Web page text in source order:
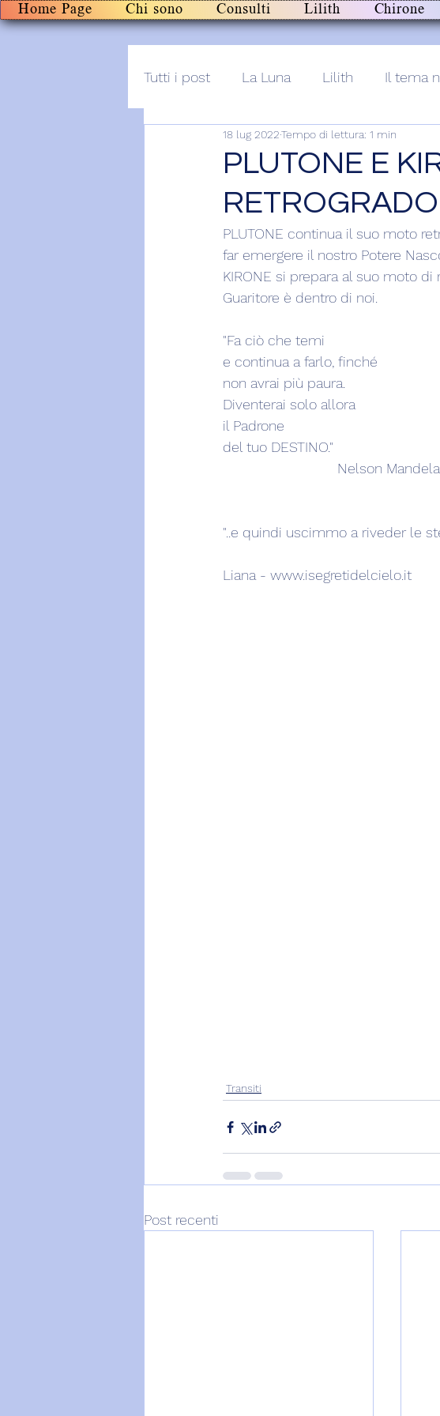
Home Page Chi sono Consulti Lilith Chirone
Tutti i post La Luna Lilith Il tema
Post+audio Lilith+
PLUTONE E
RETROGRADO
18 lug 2022Tempo di lettura: 1 min
PLUTONE continua il suo moto
far emergere il nostro Potere
KIRONE si prepara al suo moto
Guaritore è dentro di noi.
"Fa ciò che temi
e continua a farlo, finché
non avrai più paura.
Diventerai solo allora
il Padrone
del tuo DESTINO."
                             Nelson Mandela
"..e quindi uscimmo a riveder le
Liana - www.isegretidelcielo.it
Transiti
Post recenti